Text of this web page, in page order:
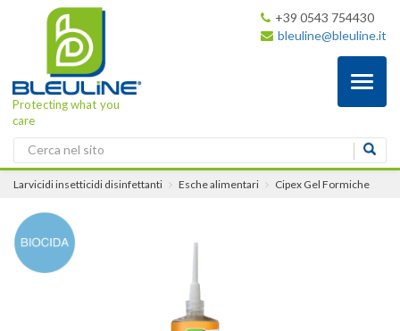
Protecting what you
care
+39 0543 754430
bleuline@bleuline.it
Larvicidi insetticidi disinfettanti Esche alimentari Cipex Gel Formiche